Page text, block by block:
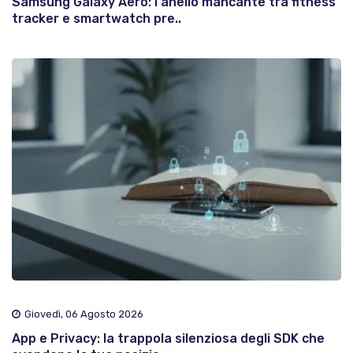
tracker e smartwatch pre..
Giovedì, 06 Agosto 2026
App e Privacy: la trappola silenziosa degli SDK che